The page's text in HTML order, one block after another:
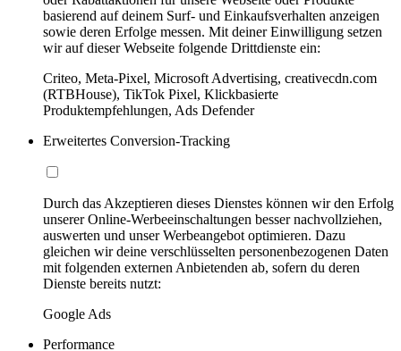
basierend auf deinem Surf- und Einkaufsverhalten anzeigen
sowie deren Erfolge messen. Mit deiner Einwilligung setzen
wir auf dieser Webseite folgende Drittdienste ein:
Criteo, Meta-Pixel, Microsoft Advertising, creativecdn.com
(RTBHouse), TikTok Pixel, Klickbasierte
Produktempfehlungen, Ads Defender
Erweitertes Conversion-Tracking
Durch das Akzeptieren dieses Dienstes können wir den Erfolg
unserer Online-Werbeeinschaltungen besser nachvollziehen,
auswerten und unser Werbeangebot optimieren. Dazu
gleichen wir deine verschlüsselten personenbezogenen Daten
mit folgenden externen Anbietenden ab, sofern du deren
Dienste bereits nutzt:
Google Ads
Performance